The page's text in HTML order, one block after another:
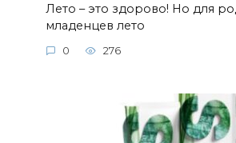
Лето – это здорово! Но для
младенцев лето
0 276